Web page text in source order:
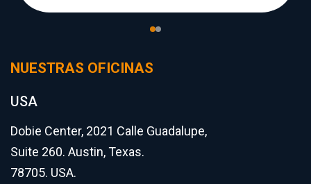
NUESTRAS OFICINAS
USA
Dobie Center, 2021 Calle Guadalupe,
Suite 260. Austin, Texas.
78705. USA.